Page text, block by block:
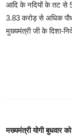
आदि के नदियों के तट से 5
3.83 करोड़ से अधिक
मुख्यमंत्री जी के दिशा-
मख्यमंत्री योगी बुधवार